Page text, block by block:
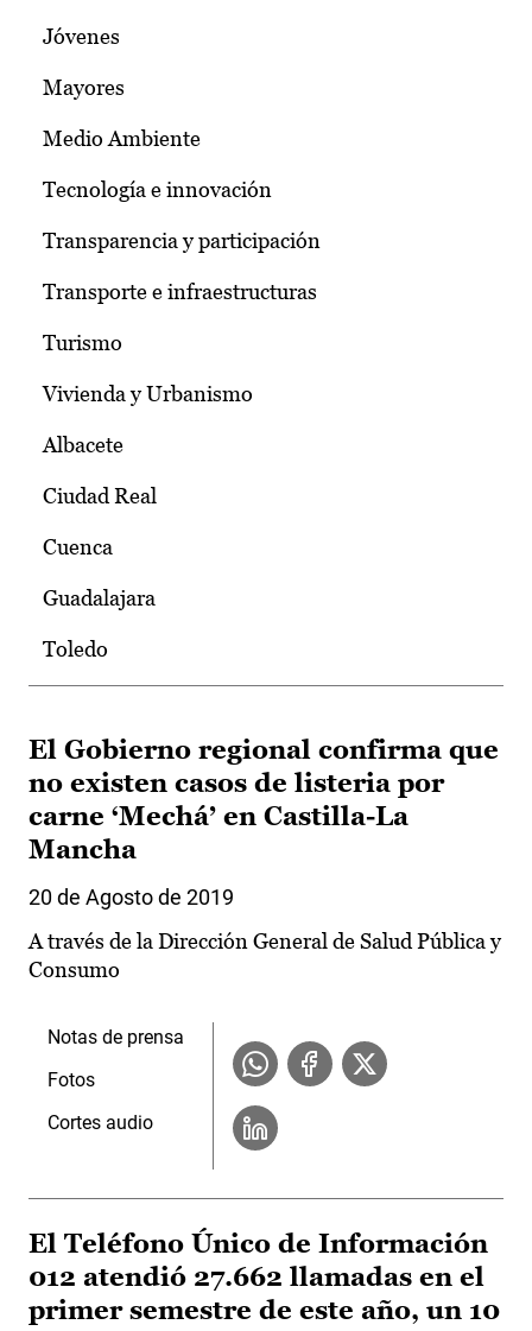
Jóvenes
Mayores
Medio Ambiente
Tecnología e innovación
Transparencia y participación
Transporte e infraestructuras
Turismo
Vivienda y Urbanismo
Albacete
Ciudad Real
Cuenca
Guadalajara
Toledo
El Gobierno regional confirma que
no existen casos de listeria por
carne ‘Mechá’ en Castilla-La
Mancha
20 de Agosto de 2019
A través de la Dirección General de Salud Pública y
Consumo
Notas de prensa
Fotos
Cortes audio
El Teléfono Único de Información
012 atendió 27.662 llamadas en el
primer semestre de este año, un 10